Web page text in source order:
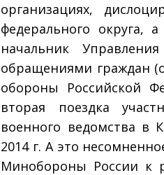
организациях,
федерального округа,
начальник
обращениями граждан
обороны Российской
вторая поездка
военного ведомства в
2014 г. А это
Минобороны России к